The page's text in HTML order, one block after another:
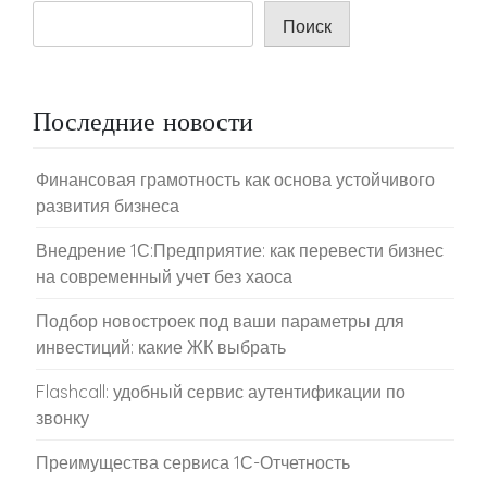
Поиск
Последние новости
Финансовая грамотность как основа устойчивого
развития бизнеса
Внедрение 1С:Предприятие: как перевести бизнес
на современный учет без хаоса
Подбор новостроек под ваши параметры для
инвестиций: какие ЖК выбрать
Flashcall: удобный сервис аутентификации по
звонку
Преимущества сервиса 1С-Отчетность